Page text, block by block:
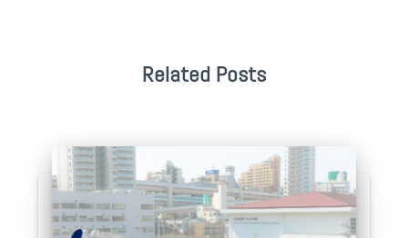
Related Posts